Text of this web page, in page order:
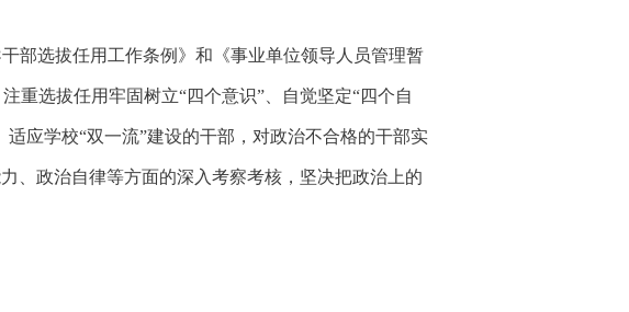
部选拔任用工作条例》和《事业单位领导人员管理暂
重选拔任用牢固树立“四个意识”、自觉坚定“四个自
应学校“双一流”建设的干部，对政治不合格的干部实
、政治自律等方面的深入考察考核，坚决把政治上的